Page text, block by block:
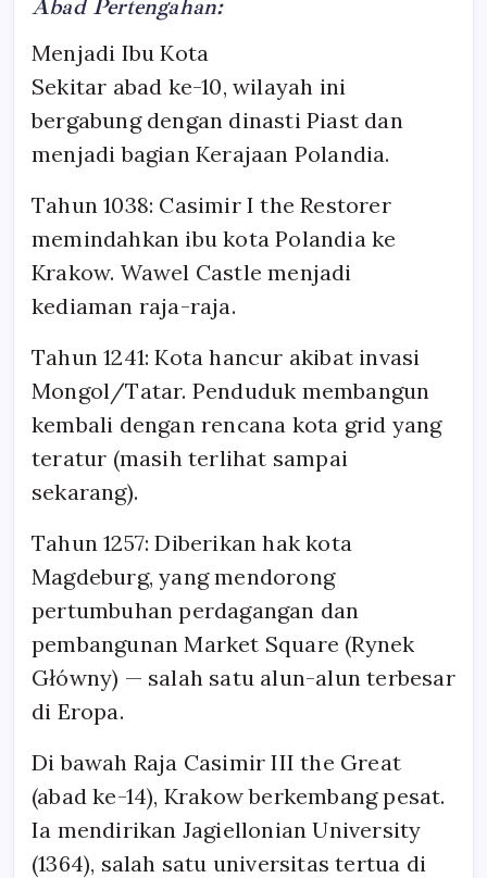
Abad Pertengahan:
Menjadi Ibu Kota
Sekitar abad ke-10, wilayah ini
bergabung dengan dinasti Piast dan
menjadi bagian Kerajaan Polandia.
Tahun 1038: Casimir I the Restorer
memindahkan ibu kota Polandia ke
Krakow. Wawel Castle menjadi
kediaman raja-raja.
Tahun 1241: Kota hancur akibat invasi
Mongol/Tatar. Penduduk membangun
kembali dengan rencana kota grid yang
teratur (masih terlihat sampai
sekarang).
Tahun 1257: Diberikan hak kota
Magdeburg, yang mendorong
pertumbuhan perdagangan dan
pembangunan Market Square (Rynek
Główny) — salah satu alun-alun terbesar
di Eropa.
Di bawah Raja Casimir III the Great
(abad ke-14), Krakow berkembang pesat.
Ia mendirikan Jagiellonian University
(1364), salah satu universitas tertua di